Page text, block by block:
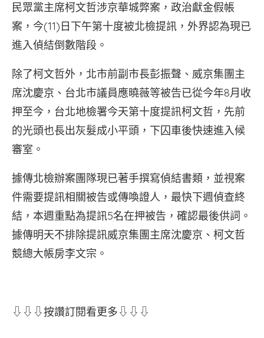
民眾黨主席柯文哲涉京華城弊案，政治獻金假帳
案，今(11)日下午第十度被北檢提訊，外界認為現已
進入偵結倒數階段。
除了柯文哲外，北市前副市長彭振聲、威京集團主
席沈慶京、台北市議員應曉薇等被告已從今年8月收
押至今，台北地檢署今天第十度提訊柯文哲，先前
的光頭也長出灰髮成小平頭，下囚車後快速進入候
審室。
據傳北檢辦案團隊現已著手撰寫偵結書類，並視案
件需要提訊相關被告或傳喚證人，最快下週偵查終
結，本週重點為提訊5名在押被告，確認最後供詞。
據傳明天不排除提訊威京集團主席沈慶京、柯文哲
競總大帳房李文宗。
⇩⇩⇩按讚訂閱看更多⇩⇩⇩